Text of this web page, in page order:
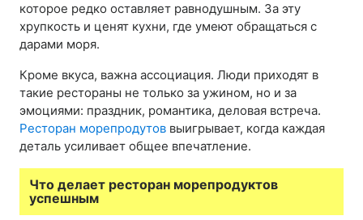
которое редко оставляет равнодушным. За эту
хрупкость и ценят кухни, где умеют обращаться с
дарами моря.
Кроме вкуса, важна ассоциация. Люди приходят в
такие рестораны не только за ужином, но и за
эмоциями: праздник, романтика, деловая встреча.
Ресторан морепродутов выигрывает, когда каждая
деталь усиливает общее впечатление.
Что делает ресторан морепродуктов
успешным